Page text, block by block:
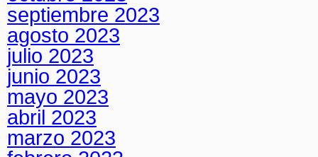
septiembre 2023
agosto 2023
julio 2023
junio 2023
mayo 2023
abril 2023
marzo 2023